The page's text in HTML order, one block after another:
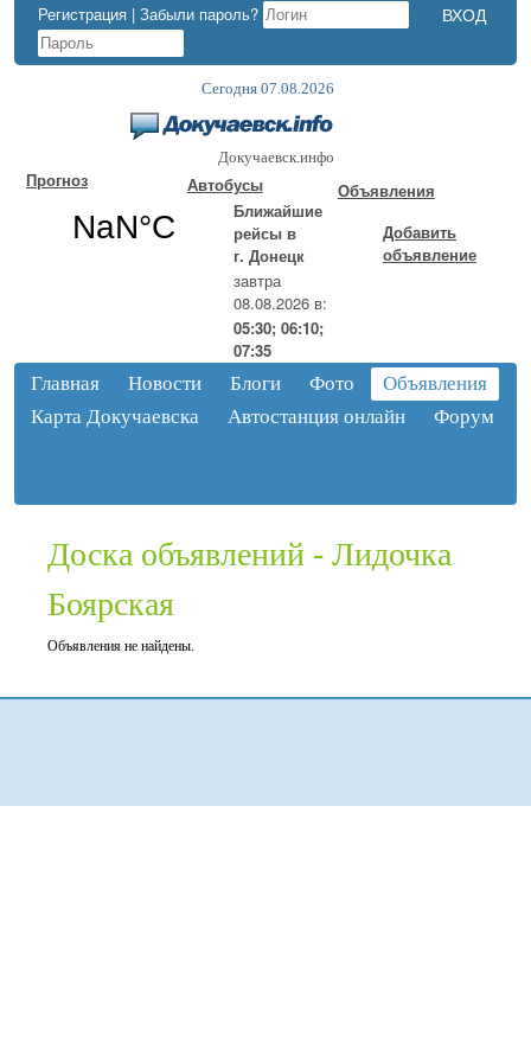
Регистрация | Забыли пароль?
Сегодня 07.08.2026
Докучаевск.инфо
Прогноз
Автобусы
Ближайшие
рейсы в
г. Донецк
завтра
08.08.2026 в:
05:30; 06:10;
07:35
Объявления
Добавить
объявление
Главная Новости Блоги Фото
Объявления
Карта Докучаевска
Автостанция онлайн Форум
Доска объявлений - Лидочка
Боярская
Объявления не найдены.